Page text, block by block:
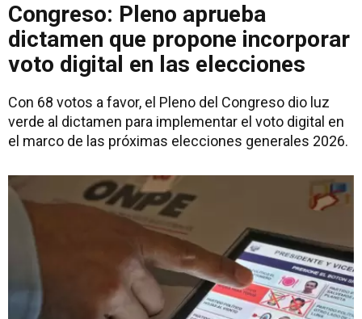
Congreso: Pleno aprueba
dictamen que propone incorporar
voto digital en las elecciones
Con 68 votos a favor, el Pleno del Congreso dio luz
verde al dictamen para implementar el voto digital en
el marco de las próximas elecciones generales 2026.